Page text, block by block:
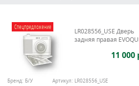
Спецпредложение
LR028556_USE Дверь
задняя правая
11 000
Бренд: Б/У Артикул: LR028556_USE